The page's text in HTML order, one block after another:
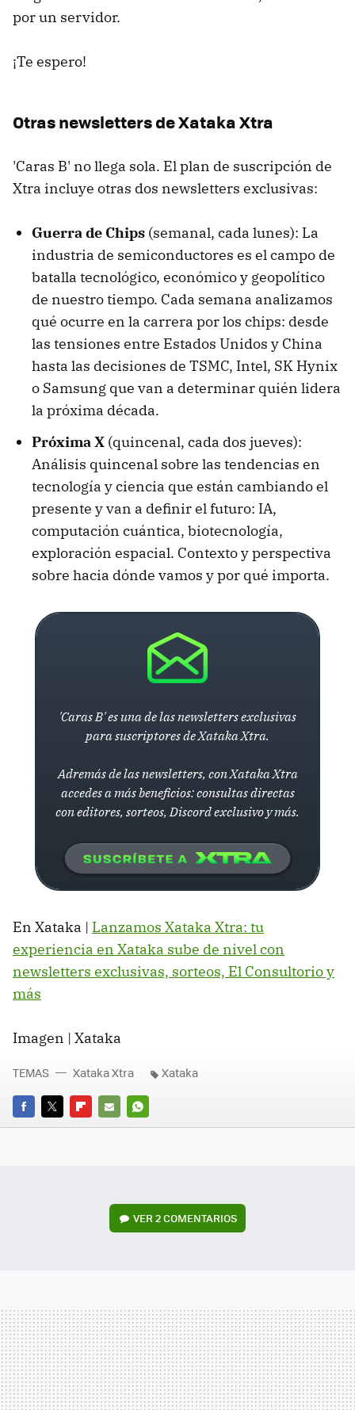
por un servidor.
¡Te espero!
Otras newsletters de Xataka Xtra
'Caras B' no llega sola. El plan de suscripción de
Xtra incluye otras dos newsletters exclusivas:
Guerra de Chips (semanal, cada lunes): La
industria de semiconductores es el campo de
batalla tecnológico, económico y geopolítico
de nuestro tiempo. Cada semana analizamos
qué ocurre en la carrera por los chips: desde
las tensiones entre Estados Unidos y China
hasta las decisiones de TSMC, Intel, SK Hynix
o Samsung que van a determinar quién lidera
la próxima década.
Próxima X (quincenal, cada dos jueves):
Análisis quincenal sobre las tendencias en
tecnología y ciencia que están cambiando el
presente y van a definir el futuro: IA,
computación cuántica, biotecnología,
exploración espacial. Contexto y perspectiva
sobre hacia dónde vamos y por qué importa.
'Caras B' es una de las newsletters exclusivas
para suscriptores de Xataka Xtra.
Adremás de las newsletters, con Xataka Xtra
accedes a más beneficios: consultas directas
con editores, sorteos, Discord exclusivo y más.
En Xataka | Lanzamos Xataka Xtra: tu
experiencia en Xataka sube de nivel con
newsletters exclusivas, sorteos, El Consultorio y
más
Imagen | Xataka
FACEBOOK
TWITTERFLIPBOARD
E-
WHATSAPP
TEMAS Xataka Xtra Xataka
VER2 COMENTARIOS